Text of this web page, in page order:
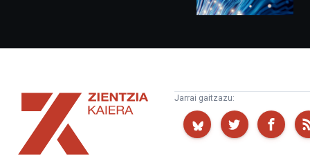
Zientzia
Kaiera
Jarrai gaitzazu: